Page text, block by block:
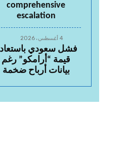
comprehensive
escalation
4 أغسطس، 2026
فشل سعودي
قيمة “أرامكو” رغم
بيانات أرباح ضخمة